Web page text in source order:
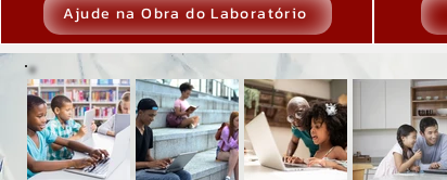
Ajude na Obra do Laboratório